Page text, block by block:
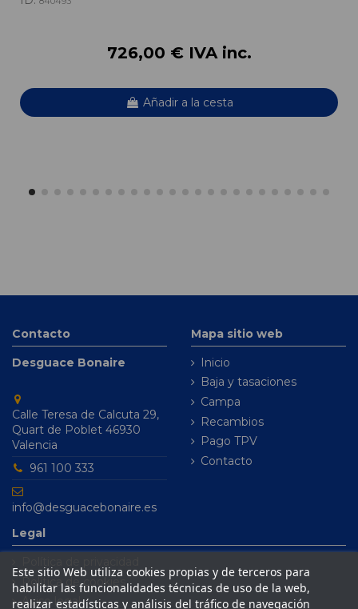
726,00 € IVA inc.
Añadir a la cesta
Contacto
Desguace Bonaire
Calle Teresa de Calcuta 29,
Quart de Poblet 46930
Valencia
961 100 333
info@desguacebonaire.es
Mapa sitio web
Inicio
Baja y tasaciones
Campa
Recambios
Pago TPV
Contacto
Legal
Política de cookies
Aviso legal
Este sitio Web utiliza cookies propias y de terceros para
habilitar las funcionalidades técnicas de uso de la web,
realizar estadísticas y análisis del tráfico de navegación